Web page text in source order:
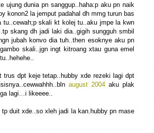
ujung dunia pn sanggup..haha:p aku pn naik
konon2 la jemput padahal dh mmg turun bas
tu..cewah;p skali kt kolej tu..aku jmpe la kwn
skang dh jadi laki dia..gigih sungguh smbil
jubah konvo dia tuh..then esoknye aku pn
skali..jgn ingt kitroang xtau guna emel
dpt keje tetap..hubby xde rezeki lagi dpt
august 2004 aku plak
lagi…i likeeee..
duit xde..so xleh jadi la kan.hubby pn mase